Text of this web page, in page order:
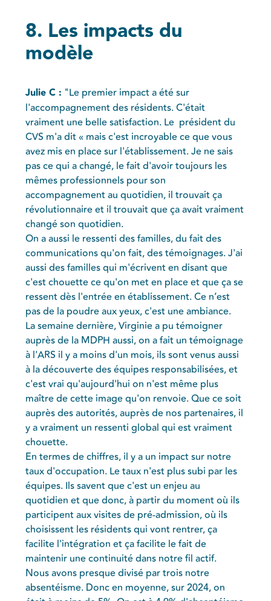
8. Les impacts du
modèle
Julie C : "Le premier impact a été sur
l'accompagnement des résidents. C'était
vraiment une belle satisfaction. Le président du
CVS m'a dit « mais c'est incroyable ce que vous
avez mis en place sur l'établissement. Je ne sais
pas ce qui a changé, le fait d'avoir toujours les
mêmes professionnels pour son
accompagnement au quotidien, il trouvait ça
révolutionnaire et il trouvait que ça avait vraiment
changé son quotidien.
On a aussi le ressenti des familles, du fait des
communications qu'on fait, des témoignages. J'ai
aussi des familles qui m'écrivent en disant que
c'est chouette ce qu'on met en place et que ça se
ressent dès l'entrée en établissement. Ce n’est
pas de la poudre aux yeux, c'est une ambiance.
La semaine dernière, Virginie a pu témoigner
auprès de la MDPH aussi, on a fait un témoignage
à l'ARS il y a moins d'un mois, ils sont venus aussi
à la découverte des équipes responsabilisées, et
c'est vrai qu'aujourd'hui on n'est même plus
maître de cette image qu'on renvoie. Que ce soit
auprès des autorités, auprès de nos partenaires, il
y a vraiment un ressenti global qui est vraiment
chouette.
En termes de chiffres, il y a un impact sur notre
taux d'occupation. Le taux n'est plus subi par les
équipes. Ils savent que c'est un enjeu au
quotidien et que donc, à partir du moment où ils
participent aux visites de pré-admission, où ils
choisissent les résidents qui vont rentrer, ça
facilite l'intégration et ça facilite le fait de
maintenir une continuité dans notre fil actif.
Nous avons presque divisé par trois notre
absentéisme. Donc en moyenne, sur 2024, on